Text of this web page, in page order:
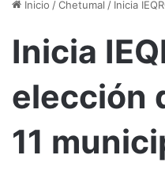
Inicio /Chetumal / Inicia
Inicia
elección
11